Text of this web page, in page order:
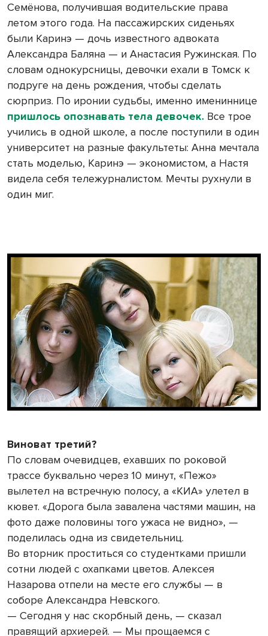
Семёнова, получившая водительские права
летом этого года. На пассажирских сиденьях
были Каринэ — дочь известного адвоката
Александра Баляна — и Анастасия Ружинская. По
словам однокурсницы, девочки ехали в Томск к
подруге на день рождения, чтобы сделать
сюрприз. По иронии судьбы, именно имениннице
пришлось опознавать тела девочек. Все трое
учились в одной школе, а после поступили в один
университет на разные факультеты: Анна мечтала
стать моделью, Каринэ — экономистом, а Настя
видела себя тележурналистом. Мечты рухнули в
один миг.
Виноват третий?
По словам очевидцев, ехавших по роковой
трассе буквально через 10 минут, «Пежо»
вылетел на встречную полосу, а «КИА» улетел в
кювет. «Дорога была завалена частями машин, на
фото даже половины того ужаса не видно», —
поделилась одна из свидетельниц.
Во вторник проститься со студентками пришли
сотни людей с охапками цветов. Алексея
Назарова отпели на месте его службы — в
соборе Александра Невского.
— Сегодня у нас скорбный день, — сказал
правящий архиерей. — Мы прощаемся с